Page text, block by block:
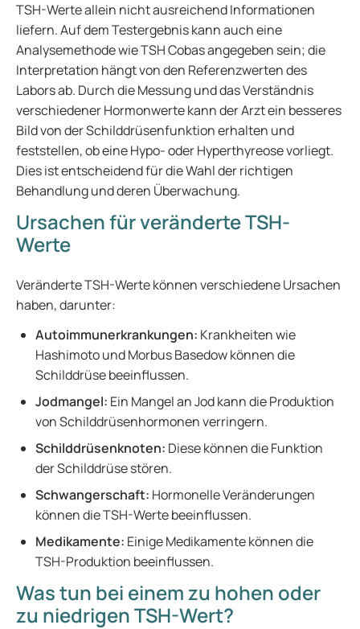
TSH-Werte allein nicht ausreichend Informationen
liefern. Auf dem Testergebnis kann auch eine
Analysemethode wie TSH Cobas angegeben sein; die
Interpretation hängt von den Referenzwerten des
Labors ab. Durch die Messung und das Verständnis
verschiedener Hormonwerte kann der Arzt ein besseres
Bild von der Schilddrüsenfunktion erhalten und
feststellen, ob eine Hypo- oder Hyperthyreose vorliegt.
Dies ist entscheidend für die Wahl der richtigen
Behandlung und deren Überwachung.
Ursachen für veränderte TSH-
Werte
Veränderte TSH-Werte können verschiedene Ursachen
haben, darunter:
Autoimmunerkrankungen: Krankheiten wie
Hashimoto und Morbus Basedow können die
Schilddrüse beeinflussen.
Jodmangel: Ein Mangel an Jod kann die Produktion
von Schilddrüsenhormonen verringern.
Schilddrüsenknoten: Diese können die Funktion
der Schilddrüse stören.
Schwangerschaft: Hormonelle Veränderungen
können die TSH-Werte beeinflussen.
Medikamente: Einige Medikamente können die
TSH-Produktion beeinflussen.
Was tun bei einem zu hohen oder
zu niedrigen TSH-Wert?